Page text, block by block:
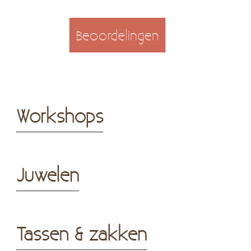
Workshops
Juwelen
Tassen & zakken
Beoordelingen